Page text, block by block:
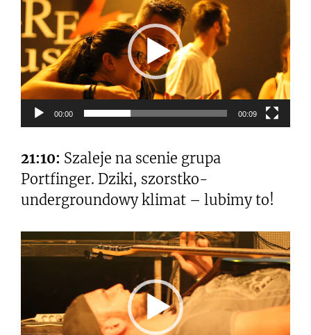
video
00:00 00:09
21:10: Szaleje na scenie grupa
Portfinger. Dziki, szorstko-
undergroundowy klimat – lubimy to!
Odtwarzacz
video